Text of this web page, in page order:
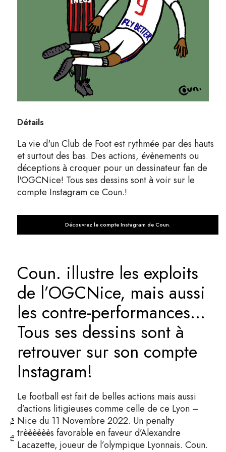
Coun. illustre les exploits
de l’OGCNice, mais aussi
les contre-performances…
Tous ses dessins sont à
retrouver sur son compte
Instagram!
Le football est fait de belles actions mais aussi
d’actions litigieuses comme celle de ce Lyon –
Nice du 11 Novembre 2022. Un penalty
trèèèèèès favorable en faveur d’Alexandre
Lacazette, joueur de l’olympique Lyonnais. Coun.
Fb
Tw
Détails
La vie d'un Club de Foot est rythmée par des hauts
et surtout des bas. Des actions, évènements ou
déceptions à croquer pour un dessinateur fan de
l'OGCNice! Tous ses dessins sont à voir sur le
compte Instagram ce Coun.!
Découvrez le compte Instagram de Coun.